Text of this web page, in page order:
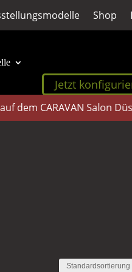
Shop
Jetzt
CARAVAN Salon